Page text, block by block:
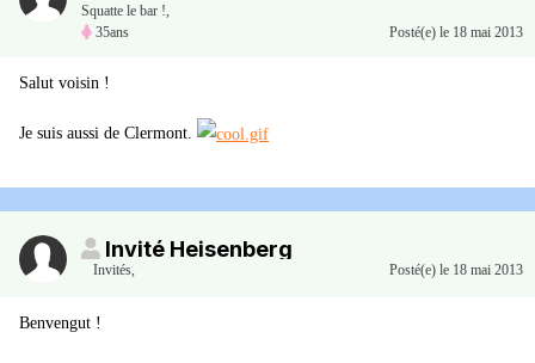
Squatte le bar !,
35ans
Posté(e) le 18 mai 2013
Salut voisin !
Je suis aussi de Clermont.
Invité Heisenberg
Invités, Posté(e) le 18 mai 2013
Benvengut !